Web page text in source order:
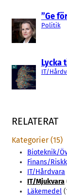
”Ge
Politik
Lycka
IT/
RELATERAT
Kategorier (15)
Bioteknik/
Finans/
IT/Hårdvara
IT/Mjukvara
Läkemedel